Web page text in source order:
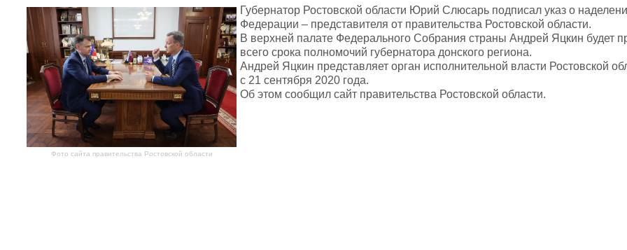
Фото сайта правительства Ростовской области
Губернатор Ростовской области Юрий Слюсарь подписал указ о
Федерации – представителя от правительства Ростовской области.
В верхней палате Федерального Собрания страны Андрей Яцкин будет
всего срока полномочий губернатора донского региона.
Андрей Яцкин представляет орган исполнительной власти Ростовской
с 21 сентября 2020 года.
Об этом сообщил сайт правительства Ростовской области.